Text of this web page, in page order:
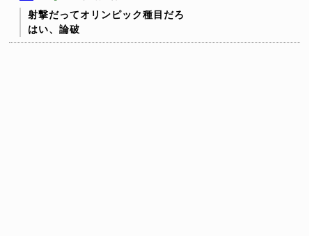
射撃だってオリンピック種目だろ
はい、論破